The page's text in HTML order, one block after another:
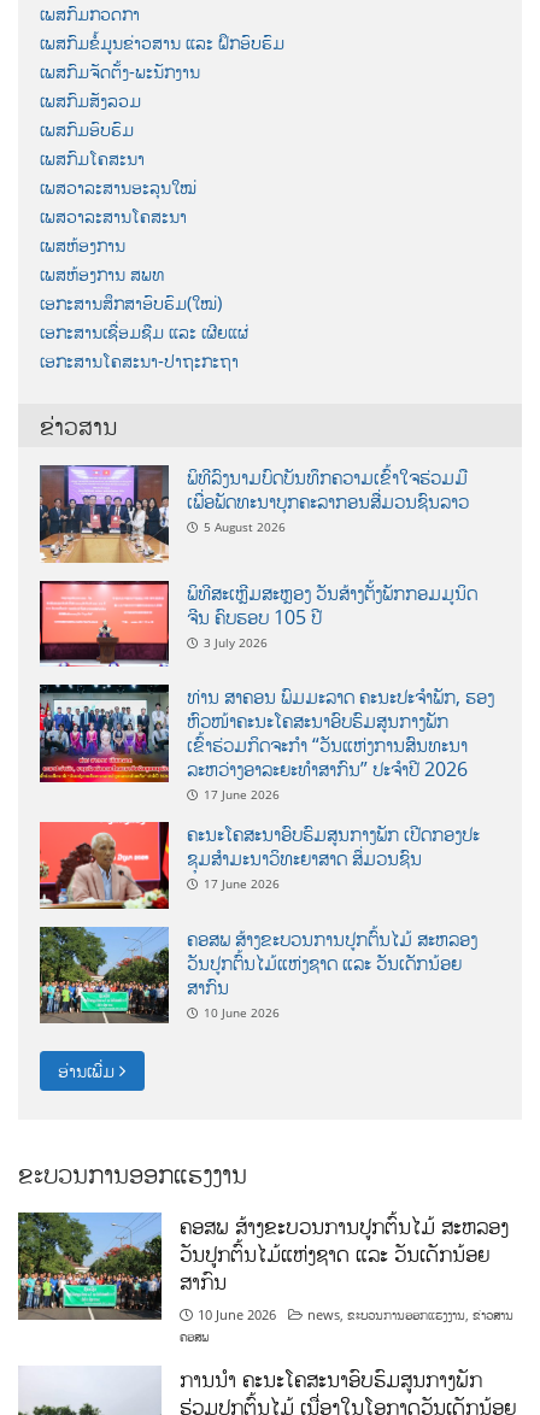
ເພສກົມກວດກາ
ເພສກົມຂໍ້ມູນຂ່າວສານ ແລະ ຝຶກອົບຮົມ
ເພສກົມຈັດຕັ້ງ-ພະນັກງານ
ເພສກົມສັງລວມ
ເພສກົມອົບຮົມ
ເພສກົມໂຄສະນາ
ເພສວາລະສານອະລຸນໃໝ່
ເພສວາລະສານໂຄສະນາ
ເພສຫ້ອງການ
ເພສຫ້ອງການ ສພທ
ເອກະສານສຶກສາອົບຮົມ(ໃໝ່)
ເອກະສານເຊື່ອມຊືມ ແລະ ເຜີຍແຜ່
ເອກະສານໂຄສະນາ-ປາຖະກະຖາ
ຂ່າວສານ
ພິທີລົງນາມບົດບັນທຶກຄວາມເຂົ້າໃຈຮ່ວມມື
ເພື່ອພັດທະນາບຸກຄະລາກອນສື່ມວນຊົນລາວ
5 August 2026
ພິທີສະເຫຼີມສະຫຼອງ ວັນສ້າງຕັ້ງພັກກອມມູນິດ
ຈີນ ຄົບຮອບ 105 ປີ
3 July 2026
ທ່ານ ສາຄອນ ພົມມະລາດ ຄະນະປະຈໍາພັກ, ຮອງ
ຫົວໜ້າຄະນະໂຄສະນາອົບຮົມສູນກາງພັກ
ເຂົ້າຮ່ວມກິດຈະກຳ “ວັນແຫ່ງການສົນທະນາ
ລະຫວ່າງອາລະຍະທຳສາກົນ” ປະຈຳປີ 2026
17 June 2026
ຄະນະໂຄສະນາອົບຮົມສູນກາງພັກ ເປີດກອງປະ
ຊຸມສຳມະນາວິທະຍາສາດ ສຶ່ມວນຊົນ
17 June 2026
ຄອສພ ສ້າງຂະບວນການປູກຕົ້ນໄມ້ ສະຫລອງ
ວັນປູກຕົ້ນໄມ້ແຫ່ງຊາດ ແລະ ວັນເດັກນ້ອຍ
ສາກົນ
10 June 2026
ອ່ານເພີ່ມ
ຂະບວນການອອກແຮງງານ
ຄອສພ ສ້າງຂະບວນການປູກຕົ້ນໄມ້ ສະຫລອງ
ວັນປູກຕົ້ນໄມ້ແຫ່ງຊາດ ແລະ ວັນເດັກນ້ອຍ
ສາກົນ
10 June 2026 news ,ຂະບວນການອອກແຮງງານ ,ຂ່າວສານ
ຄອສພ
ການນໍາ ຄະນະໂຄສະນາອົບຮົມສູນກາງພັກ
ຮ່ວມປູກຕົ້ນໄມ້ ເນື່ອງໃນໂອກາດວັນເດັກນ້ອຍ